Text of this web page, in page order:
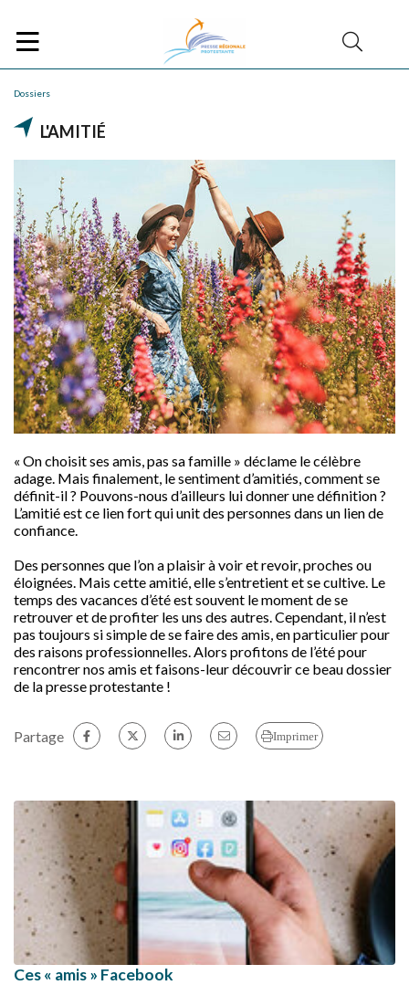
Dossiers
L'AMITIÉ
« On choisit ses amis, pas sa famille » déclame le célèbre
adage. Mais finalement, le sentiment d’amitiés, comment se
définit-il ? Pouvons-nous d’ailleurs lui donner une définition ?
L’amitié est ce lien fort qui unit des personnes dans un lien de
confiance.
Des personnes que l’on a plaisir à voir et revoir, proches ou
éloignées. Mais cette amitié, elle s’entretient et se cultive. Le
temps des vacances d’été est souvent le moment de se
retrouver et de profiter les uns des autres. Cependant, il n’est
pas toujours si simple de se faire des amis, en particulier pour
des raisons professionnelles. Alors profitons de l’été pour
rencontrer nos amis et faisons-leur découvrir ce beau dossier
de la presse protestante !
Partage Imprimer
Ces « amis » Facebook